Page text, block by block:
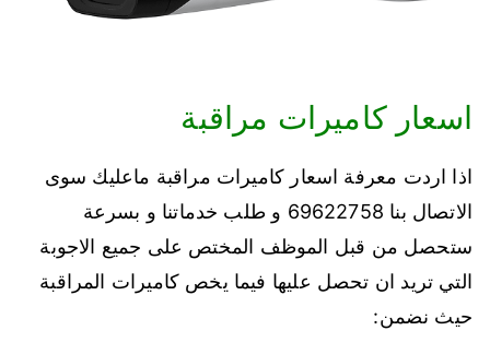
اسعار كاميرات مراقبة
اذا اردت معرفة اسعار كاميرات مراقبة ماعليك سوى
الاتصال بنا 69622758 و طلب خدماتنا و بسرعة
ستحصل من قبل الموظف المختص على جميع الاجوبة
التي تريد ان تحصل عليها فيما يخص كاميرات المراقبة
حيث نضمن: